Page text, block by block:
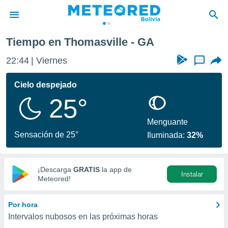
de
ha
calidad.
a este
las
y
digital
basada
Tiempo en Thomasville - GA
22:44 Viernes ...
Cielo despejado
25°
Sensación de 25°
Menguante
Iluminada:32%
¡Descarga GRATIS la app de
Meteored!
Instalar
Por hora
Intervalos nubosos en las próximas horas